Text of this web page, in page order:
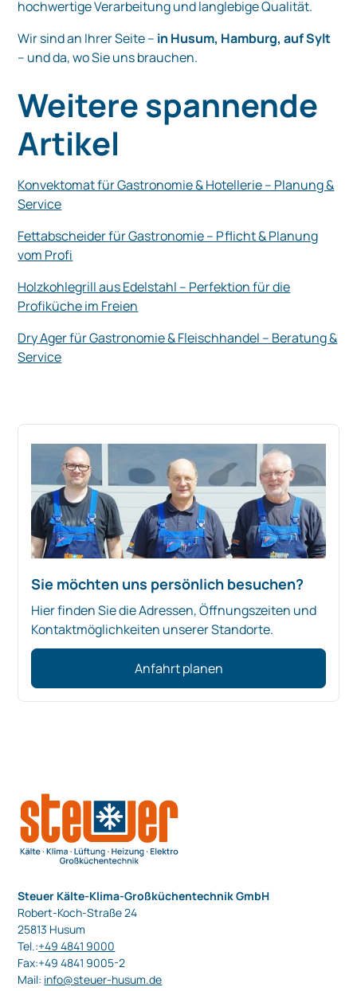
hochwertige Verarbeitung und langlebige Qualität.
Wir sind an Ihrer Seite – in Husum, Hamburg, auf Sylt
– und da, wo Sie uns brauchen.
Weitere spannende
Artikel
Konvektomat für Gastronomie & Hotellerie – Planung &
Service
Fettabscheider für Gastronomie – Pflicht & Planung
vom Profi
Holzkohlegrill aus Edelstahl – Perfektion für die
Profiküche im Freien
Dry Ager für Gastronomie & Fleischhandel – Beratung &
Service
Sie möchten uns persönlich besuchen?
Hier finden Sie die Adressen, Öffnungszeiten und
Kontaktmöglichkeiten unserer Standorte.
Anfahrt planen
Steuer Kälte-Klima-Großküchentechnik GmbH
Robert-Koch-Straße 24
25813 Husum
Tel.:+49 4841 9000
Fax:+49 4841 9005-2
Mail: info@steuer-husum.de